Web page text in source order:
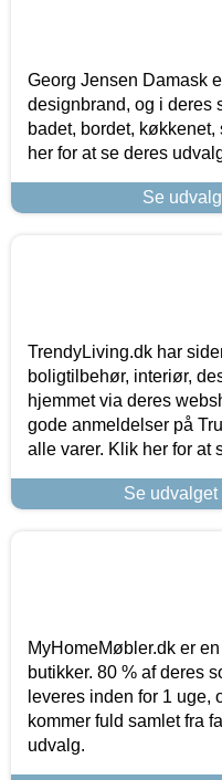
Georg Jensen Damask
designbrand, og i deres
badet, bordet,
her for at se deres
Se
TrendyLiving.dk har
boligtilbehør, interiør,
hjemmet via deres
gode anmeldelser på
alle varer. Klik her for at
Se
MyHomeMøbler.dk er
butikker. 80 % af deres
leveres inden for 1 uge,
kommer fuld samlet fra
udvalg.